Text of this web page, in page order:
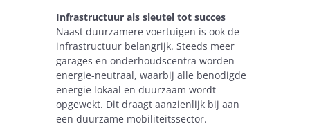
Infrastructuur als sleutel tot succes
Naast duurzamere voertuigen is ook de
infrastructuur belangrijk. Steeds meer
garages en onderhoudscentra worden
energie-neutraal, waarbij alle benodigde
energie lokaal en duurzaam wordt
opgewekt. Dit draagt aanzienlijk bij aan
een duurzame mobiliteitssector.